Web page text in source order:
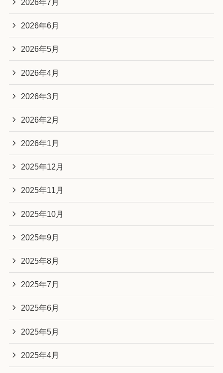
2026年7月
2026年6月
2026年5月
2026年4月
2026年3月
2026年2月
2026年1月
2025年12月
2025年11月
2025年10月
2025年9月
2025年8月
2025年7月
2025年6月
2025年5月
2025年4月